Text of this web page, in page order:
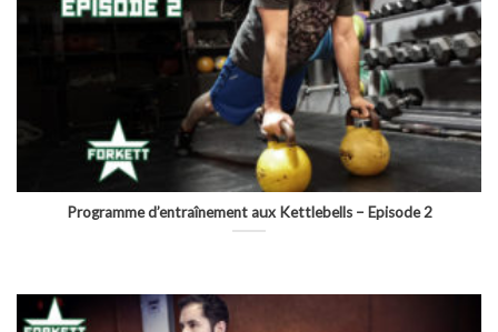
Programme d’entraînement aux Kettlebells – Episode 2